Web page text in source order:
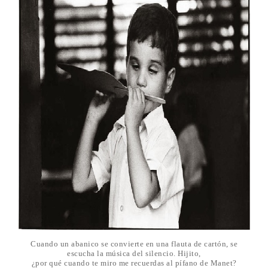
Cuando un abanico se convierte en una flauta de cartón, se
escucha la música del silencio. Hijito,
¿por qué cuando te miro me recuerdas al pífano de Manet?